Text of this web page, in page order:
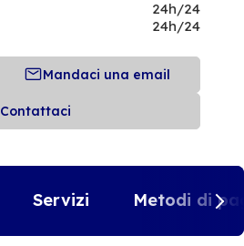
24h/24
24h/24
Mandaci una email
Contattaci
Servizi Metodi di